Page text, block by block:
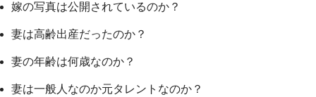
嫁の写真は公開されているのか？
妻は高齢出産だったのか？
妻の年齢は何歳なのか？
妻は一般人なのか元タレントなのか？